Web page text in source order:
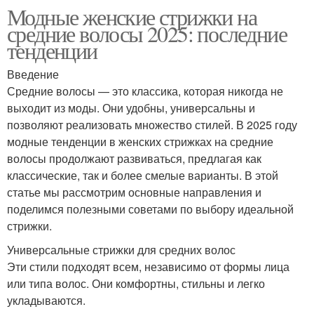
Модные женские стрижки на
средние волосы 2025: последние
тенденции
Введение
Средние волосы — это классика, которая никогда не
выходит из моды. Они удобны, универсальны и
позволяют реализовать множество стилей. В 2025 году
модные тенденции в женских стрижках на средние
волосы продолжают развиваться, предлагая как
классические, так и более смелые варианты. В этой
статье мы рассмотрим основные направления и
поделимся полезными советами по выбору идеальной
стрижки.
Универсальные стрижки для средних волос
Эти стили подходят всем, независимо от формы лица
или типа волос. Они комфортны, стильны и легко
укладываются.